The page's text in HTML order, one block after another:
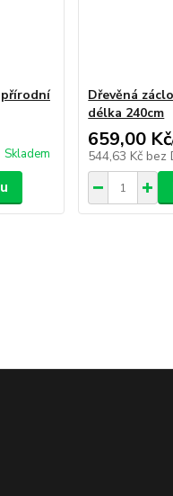
přírodní
Skladem
Dřevěná
délka 240cm
659,00 Kč
544,63 Kč bez